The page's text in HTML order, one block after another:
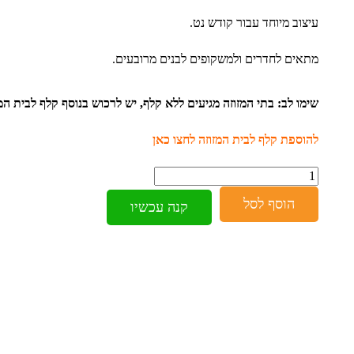
עיצוב מיוחד עבור קודש נט.
מתאים לחדרים ולמשקופים לבנים מרובעים.
שימו לב: בתי המזוזה מגיעים ללא קלף, יש לרכוש בנוסף קלף לבית
להוספת קלף לבית המזוזה לחצו כאן
כמות
הוסף לסל
קנה עכשיו